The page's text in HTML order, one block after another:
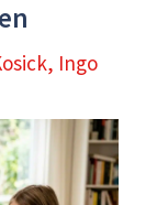
, Ingo